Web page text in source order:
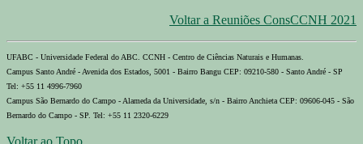
Voltar a Reuniões ConsCCNH 2021
UFABC - Universidade Federal do ABC. CCNH - Centro de Ciências Naturais e Humanas.
Campus Santo André - Avenida dos Estados, 5001 - Bairro Bangu CEP: 09210-580 - Santo André - SP
Tel: +55 11 4996-7960
Campus São Bernardo do Campo - Alameda da Universidade, s/n - Bairro Anchieta CEP: 09606-045 - São
Bernardo do Campo - SP. Tel: +55 11 2320-6229